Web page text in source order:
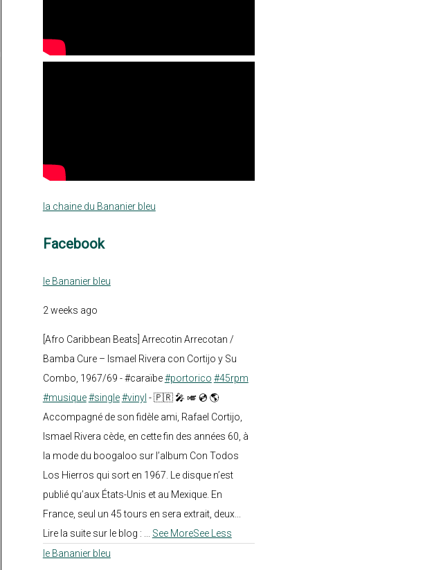
la chaine du Bananier bleu
Facebook
le Bananier bleu
2 weeks ago
[Afro Caribbean Beats] Arrecotin Arrecotan /
Bamba Cure – Ismael Rivera con Cortijo y Su
Combo, 1967/69 - #caraïbe#portorico #45rpm
#musique #single #vinyl - 🇵🇷 🎤 🎺 💿 🌎
Accompagné de son fidèle ami, Rafael Cortijo,
Ismael Rivera cède, en cette fin des années 60, à
la mode du boogaloo sur l’album Con Todos
Los Hierros qui sort en 1967. Le disque n’est
publié qu’aux États-Unis et au Mexique. En
France, seul un 45 tours en sera extrait, deux...
Lire la suite sur le blog :
See MoreSee Less
le Bananier bleu